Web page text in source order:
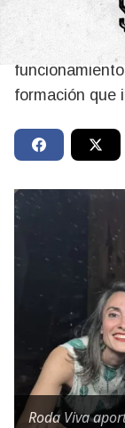
Con la
Roda Viva y
formación que
Roda Viva